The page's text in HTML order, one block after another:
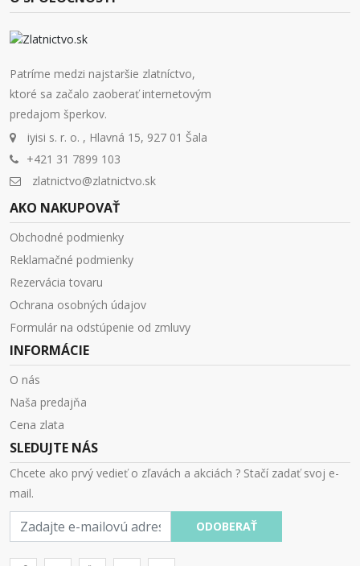
Patríme medzi najstaršie zlatníctvo,
ktoré sa začalo zaoberať internetovým
predajom šperkov.
iyisi s. r. o. , Hlavná 15, 927 01 Šala
+421 31 7899 103
zlatnictvo@zlatnictvo.sk
AKO NAKUPOVAŤ
Obchodné podmienky
Reklamačné podmienky
Rezervácia tovaru
Ochrana osobných údajov
Formulár na odstúpenie od zmluvy
INFORMÁCIE
O nás
Naša predajňa
Cena zlata
SLEDUJTE NÁS
Chcete ako prvý vedieť o zľavách a akciách ? Stačí zadať svoj e-
mail.
mail
ODOBERAŤ